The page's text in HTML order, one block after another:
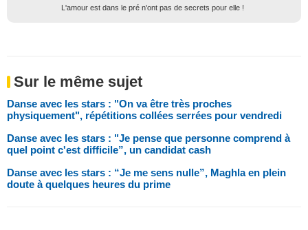
L'amour est dans le pré n'ont pas de secrets pour elle !
Sur le même sujet
Danse avec les stars : "On va être très proches
physiquement", répétitions collées serrées pour vendredi
Danse avec les stars : "Je pense que personne comprend à
quel point c'est difficile”, un candidat cash
Danse avec les stars : “Je me sens nulle”, Maghla en plein
doute à quelques heures du prime